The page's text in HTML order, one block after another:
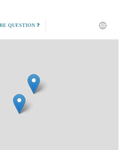
QUESTION ❓